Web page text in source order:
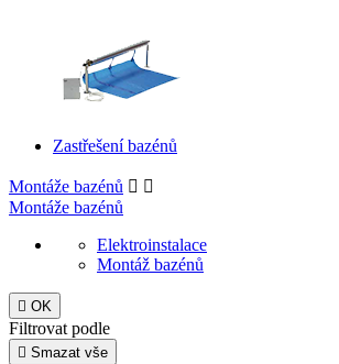
Zastřešení bazénů
Montáže bazénů  
Montáže bazénů
Elektroinstalace
Montáž bazénů
 OK
Filtrovat podle
 Smazat vše